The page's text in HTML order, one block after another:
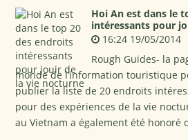
Hoi An est dans le
intéressants pour
16:24 19/05/2014
Rough Guides- la
monde de l’information touristique
publier la liste de 20 endroits
pour des expériences de la vie
au Vietnam a également été honoré